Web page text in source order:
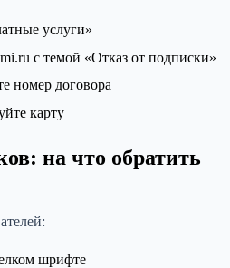
услуги»
с темой «Отказ от подписки»
номер договора
карту
на что обратить
шрифте